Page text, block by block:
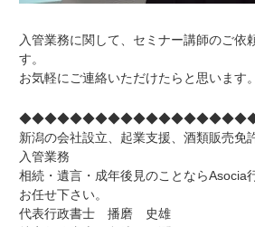
入管業務に関して、セミナー講師のご依
す。
お気軽にご連絡いただけたらと思います。
新潟の会社設立、起業支援、酒類販売免
入管業務
相続・遺言・成年後見のことならAsocia
お任せ下さい。
代表行政書士 播磨 史雄